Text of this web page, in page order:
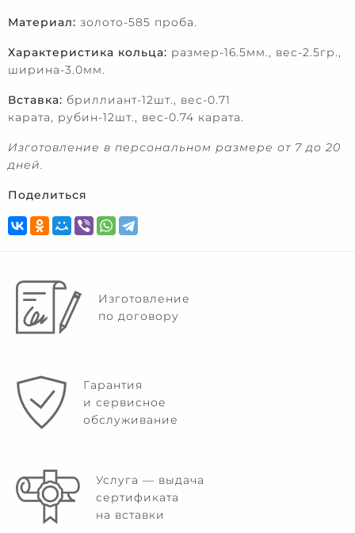
Материал: золото-585 проба.
Характеристика кольца: размер-16.5мм., вес-2.5гр.,
ширина-3.0мм.
Вставка: бриллиант-12шт., вес-0.71
карата, рубин-12шт., вес-0.74 карата.
Изготовление в персональном размере от 7 до 20
дней.
Поделиться
Изготовление
по договору
Гарантия
и сервисное
обслуживание
Услуга — выдача
сертификата
на вставки